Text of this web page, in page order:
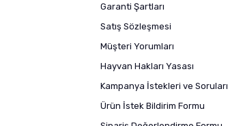
Garanti Şartları
Satış Sözleşmesi
Müşteri Yorumları
Hayvan Hakları Yasası
Kampanya İstekleri ve Soruları
Ürün İstek Bildirim Formu